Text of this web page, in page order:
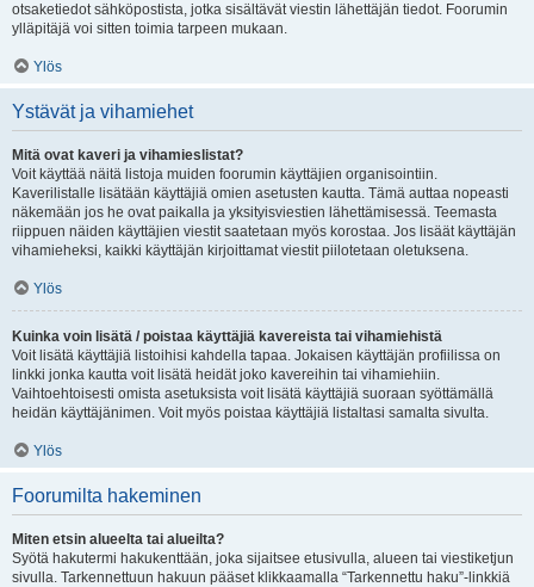
otsaketiedot sähköpostista, jotka sisältävät viestin lähettäjän tiedot. Foorumin
ylläpitäjä voi sitten toimia tarpeen mukaan.
Ylös
Ystävät ja vihamiehet
Mitä ovat kaveri ja vihamieslistat?
Voit käyttää näitä listoja muiden foorumin käyttäjien organisointiin.
Kaverilistalle lisätään käyttäjiä omien asetusten kautta. Tämä auttaa nopeasti
näkemään jos he ovat paikalla ja yksityisviestien lähettämisessä. Teemasta
riippuen näiden käyttäjien viestit saatetaan myös korostaa. Jos lisäät käyttäjän
vihamieheksi, kaikki käyttäjän kirjoittamat viestit piilotetaan oletuksena.
Ylös
Kuinka voin lisätä / poistaa käyttäjiä kavereista tai vihamiehistä
Voit lisätä käyttäjiä listoihisi kahdella tapaa. Jokaisen käyttäjän profiilissa on
linkki jonka kautta voit lisätä heidät joko kavereihin tai vihamiehiin.
Vaihtoehtoisesti omista asetuksista voit lisätä käyttäjiä suoraan syöttämällä
heidän käyttäjänimen. Voit myös poistaa käyttäjiä listaltasi samalta sivulta.
Ylös
Foorumilta hakeminen
Miten etsin alueelta tai alueilta?
Syötä hakutermi hakukenttään, joka sijaitsee etusivulla, alueen tai viestiketjun
sivulla. Tarkennettuun hakuun pääset klikkaamalla “Tarkennettu haku”-linkkiä